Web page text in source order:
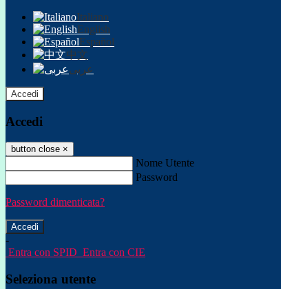
Italiano
English
Español
中文
عربى
Accedi
Accedi
button close ×
Nome Utente
Password
Password dimenticata?
-
Entra con SPID Entra con CIE
Seleziona utente